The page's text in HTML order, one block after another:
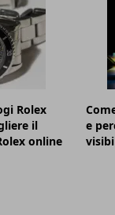
Rolex
il
online
e